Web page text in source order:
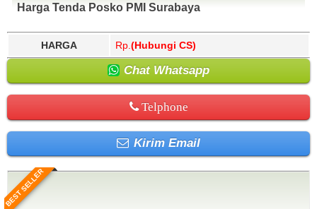
Harga Tenda Posko PMI Surabaya
HARGA Rp. (Hubungi CS)
Chat Whatsapp
Telphone
Kirim Email
BEST SELLER